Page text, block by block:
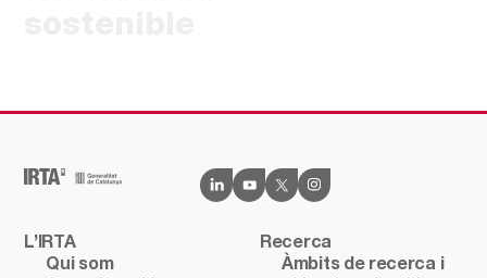
L’IRTA
Qui som
Recerca
Àmbits de recerca i